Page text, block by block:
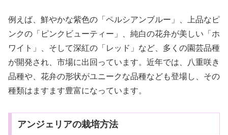
例えば、鮮やかな紫色の「ペルシアンブルー」、上品なピ
ンクの「ピンクビューティー」、純白の花弁が美しい「ホ
ワイト」、そして深紅の「レッド」など、多くの園芸品種
が開発され、市場に出回っています。近年では、八重咲き
品種や、花弁の形状がユニークな品種なども登場し、その
種類はますます豊富になっています。
アンジェリアの栽培方法